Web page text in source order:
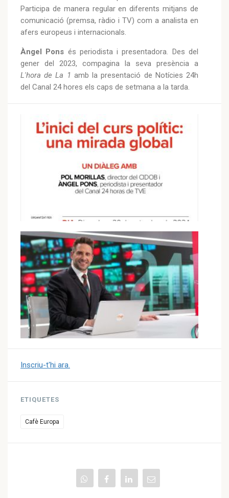
Participa de manera regular en diferents mitjans de
comunicació (premsa, ràdio i TV) com a analista en
afers europeus i internacionals.
Àngel Pons és periodista i presentadora. Des del
gener del 2023, compagina la seva presència a
L'hora de La 1 amb la presentació de Notícies 24h
del Canal 24 hores els caps de setmana a la tarda.
Inscriu-t'hi ara.
ETIQUETES
Cafè Europa